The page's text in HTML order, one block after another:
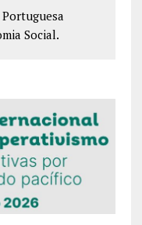
Social.